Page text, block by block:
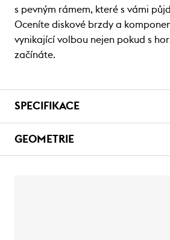
s pevným rámem, které s vámi
Oceníte diskové brzdy a
vynikající volbou nejen pokud s
začínáte.
SPECIFIKACE
GEOMETRIE